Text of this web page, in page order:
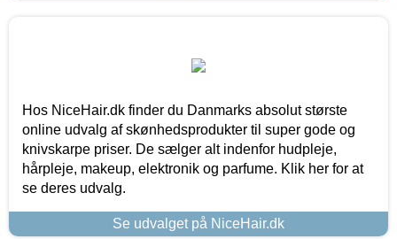
Hos NiceHair.dk finder du Danmarks absolut største
online udvalg af skønhedsprodukter til super gode og
knivskarpe priser. De sælger alt indenfor hudpleje,
hårpleje, makeup, elektronik og parfume. Klik her for at
se deres udvalg.
Se udvalget på NiceHair.dk